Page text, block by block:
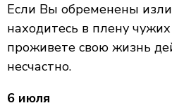
Если Вы обременены
находитесь в плену
проживете свою жизнь
несчастно.
6 июля